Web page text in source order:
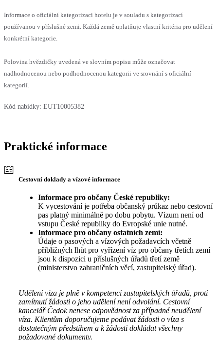
Informace o oficiální kategorizaci hotelu je v souladu s kategorizací
používanou v příslušné zemi. Každá země uplatňuje vlastní kritéria pro udělení
konkrétní kategorie.
Polovina hvězdičky uvedená ve slovním popisu může označovat
nadhodnocenou nebo podhodnocenou kategorii ve srovnání s oficiální
kategorií.
Kód nabídky: EUT10005382
Praktické informace
Cestovní doklady a vízové informace
Informace pro občany České republiky:
K vycestování je potřeba občanský průkaz nebo cestovní
pas platný minimálně po dobu pobytu. Vízum není od
vstupu České republiky do Evropské unie nutné.
Informace pro občany ostatních zemí:
Údaje o pasových a vízových požadavcích včetně
přibližných lhůt pro vyřízení víz pro občany třetích zemí
jsou k dispozici u příslušných úřadů třetí země
(ministerstvo zahraničních věcí, zastupitelský úřad).
Udělení víza je plně v kompetenci zastupitelských úřadů, proti
zamítnutí žádosti o jeho udělení není odvolání. Cestovní
kancelář Čedok nenese odpovědnost za případné neudělení
víza. Klientům doporučujeme podávat žádosti o víza s
dostatečným předstihem a k žádosti dokládat všechny
požadované dokumenty.